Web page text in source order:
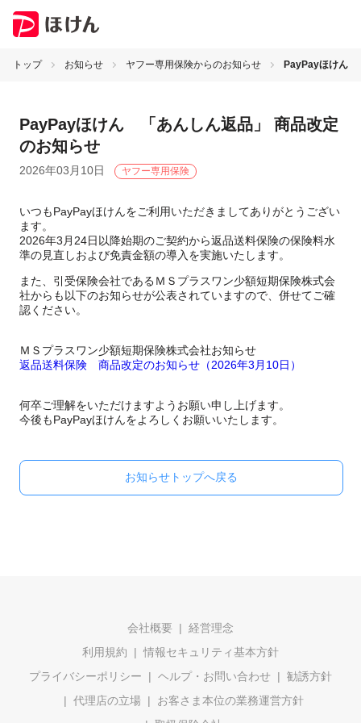
トップ お知らせ ヤフー専用保険からのお知らせ PayPayほけん
PayPayほけん 「あんしん返品」 商品改定
のお知らせ
2026年03月10日 ヤフー専用保険
いつもPayPayほけんをご利用いただきましてありがとうござい
ます。
2026年3月24日以降始期のご契約から返品送料保険の保険料水
準の見直しおよび免責金額の導入を実施いたします。
また、引受保険会社であるＭＳプラスワン少額短期保険株式会
社からも以下のお知らせが公表されていますので、併せてご確
認ください。
ＭＳプラスワン少額短期保険株式会社お知らせ
返品送料保険 商品改定のお知らせ（2026年3月10日）
何卒ご理解をいただけますようお願い申し上げます。
今後もPayPayほけんをよろしくお願いいたします。
お知らせトップへ戻る
会社概要
経営理念
利用規約
情報セキュリティ基本方針
プライバシーポリシー
ヘルプ・お問い合わせ
勧誘方針
代理店の立場
お客さま本位の業務運営方針